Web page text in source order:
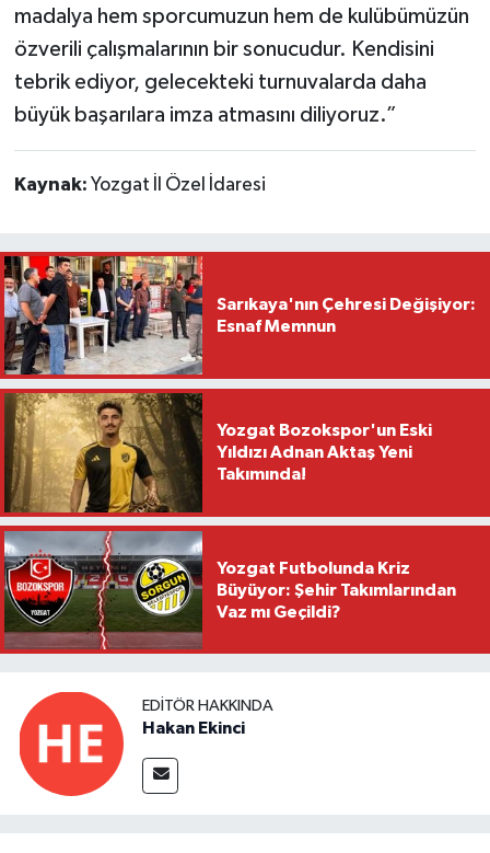
madalya hem sporcumuzun hem de kulübümüzün
özverili çalışmalarının bir sonucudur. Kendisini
tebrik ediyor, gelecekteki turnuvalarda daha
büyük başarılara imza atmasını diliyoruz.”
Kaynak: Yozgat İl Özel İdaresi
Sarıkaya'nın Çehresi Değişiyor:
Esnaf Memnun
Yozgat Bozokspor'un Eski
Yıldızı Adnan Aktaş Yeni
Takımında!
Yozgat Futbolunda Kriz
Büyüyor: Şehir Takımlarından
Vaz mı Geçildi?
EDITÖR HAKKINDA
Hakan Ekinci